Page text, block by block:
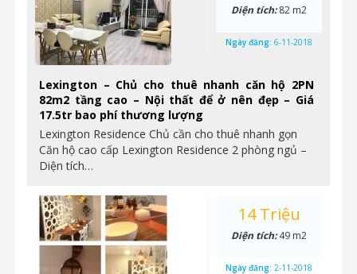
Lexington – Chủ cho thuê nhanh căn hộ 2PN
82m2 tầng cao – Nội thất để ở nên đẹp – Giá
17.5tr bao phí thương lượng
Lexington Residence Chủ cần cho thuê nhanh gọn
Căn hộ cao cấp Lexington Residence 2 phòng ngủ –
Diện tích…
Diện tích:82 m2
Ngày đăng: 6-11-2018
14 Triệu
Diện tích:49 m2
Ngày đăng: 2-11-2018